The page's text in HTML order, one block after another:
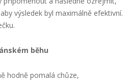
výsledek byl maximálně efektivní.
běhu
hodně pomalá chůze,